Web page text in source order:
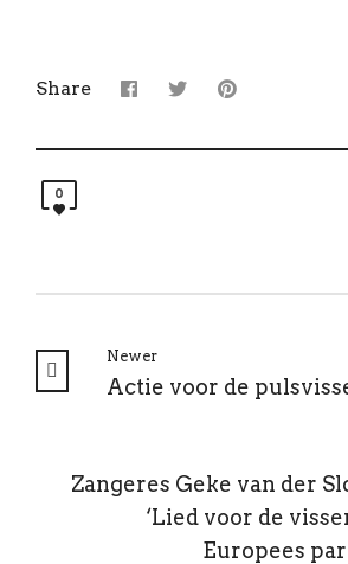
Share
0
Newer
Actie voor de
Zangeres Geke van der
‘Lied voor de
Europees